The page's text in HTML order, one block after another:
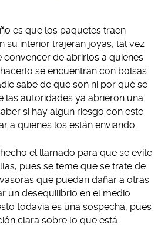
es que los paquetes traen
su interior trajeran joyas, tal vez
de abrirlos a quienes
se encuentran con bolsas
sabe de qué son ni por qué se
las autoridades ya abrieron una
si hay algún riesgo con este
a quienes los están enviando.
el llamado para que se evite
pues se teme que se trate de
que puedan dañar a otras
un desequilibrio en el medio
todavía es una sospecha, pues
clara sobre lo que está